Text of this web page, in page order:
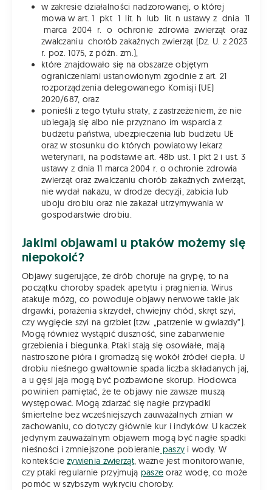
w zakresie działalności nadzorowanej, o której
mowa w art. 1 pkt 1 lit. h lub lit. n ustawy z dnia 11
marca 2004 r. o ochronie zdrowia zwierząt oraz
zwalczaniu chorób zakaźnych zwierząt (Dz. U. z 2023
r. poz. 1075, z późn. zm.),
które znajdowało się na obszarze objętym
ograniczeniami ustanowionym zgodnie z art. 21
rozporządzenia delegowanego Komisji (UE)
2020/687, oraz
ponieśli z tego tytułu straty, z zastrzeżeniem, że nie
ubiegają się albo nie przyznano im wsparcia z
budżetu państwa, ubezpieczenia lub budżetu UE
oraz w stosunku do których powiatowy lekarz
weterynarii, na podstawie art. 48b ust. 1 pkt 2 i ust. 3
ustawy z dnia 11 marca 2004 r. o ochronie zdrowia
zwierząt oraz zwalczaniu chorób zakaźnych zwierząt,
nie wydał nakazu, w drodze decyzji, zabicia lub
uboju drobiu oraz nie zakazał utrzymywania w
gospodarstwie drobiu.
Jakimi objawami u ptaków możemy się
niepokoić?
Objawy sugerujące, że drób choruje na grypę, to na
początku choroby spadek apetytu i pragnienia. Wirus
atakuje mózg, co powoduje objawy nerwowe takie jak
drgawki, porażenia skrzydeł, chwiejny chód, skręt szyi,
czy wygięcie szyi na grzbiet (tzw. „patrzenie w gwiazdy”).
Mogą również wystąpić duszność, sine zabarwienie
grzebienia i biegunka. Ptaki stają się osowiałe, mają
nastroszone pióra i gromadzą się wokół źródeł ciepła. U
drobiu nieśnego gwałtownie spada liczba składanych jaj,
a u gęsi jaja mogą być pozbawione skorup. Hodowca
powinien pamiętać, że te objawy nie zawsze muszą
występować. Mogą zdarzać się nagłe przypadki
śmiertelne bez wcześniejszych zauważalnych zmian w
zachowaniu, co dotyczy głównie kur i indyków. U kaczek
jedynym zauważalnym objawem mogą być nagłe spadki
nieśności i zmniejszone pobieranie paszy i wody. W
kontekścieżywienia zwierząt, ważne jest monitorowanie,
czy ptaki regularnie przyjmują pasze oraz wodę, co może
pomóc w szybszym wykryciu choroby.